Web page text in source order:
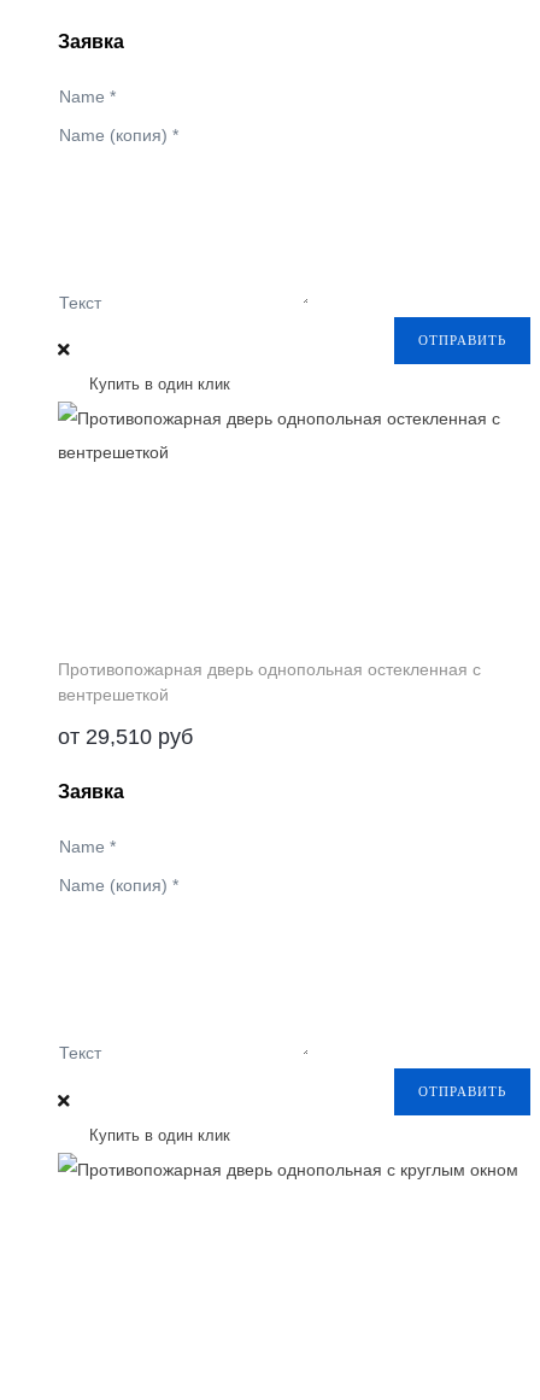
Заявка
Name *
Name (копия) *
Текст
ОТПРАВИТЬ
Купить в один клик
Противопожарная дверь однопольная остекленная с
вентрешеткой
от 29,510 руб
Заявка
Name *
Name (копия) *
Текст
ОТПРАВИТЬ
Купить в один клик